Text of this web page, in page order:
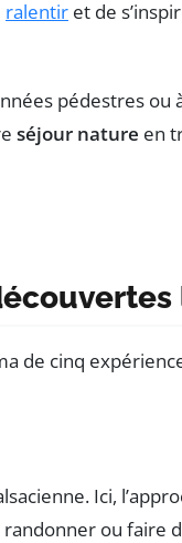
ralentir et de
pédestres ou
séjour nature en
de cinq
Ici,
ou faire